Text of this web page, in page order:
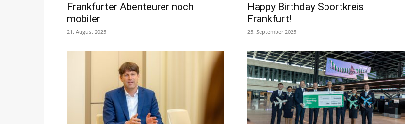
Frankfurter Abenteurer noch
mobiler
21. August 2025
Happy Birthday Sportkreis
Frankfurt!
25. September 2025